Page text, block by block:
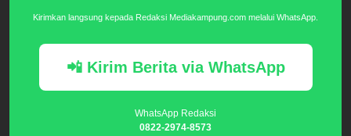
Kirimkan langsung kepada Redaksi Mediakampung.com melalui WhatsApp.
📲 Kirim Berita via WhatsApp
WhatsApp Redaksi
0822-2974-8573